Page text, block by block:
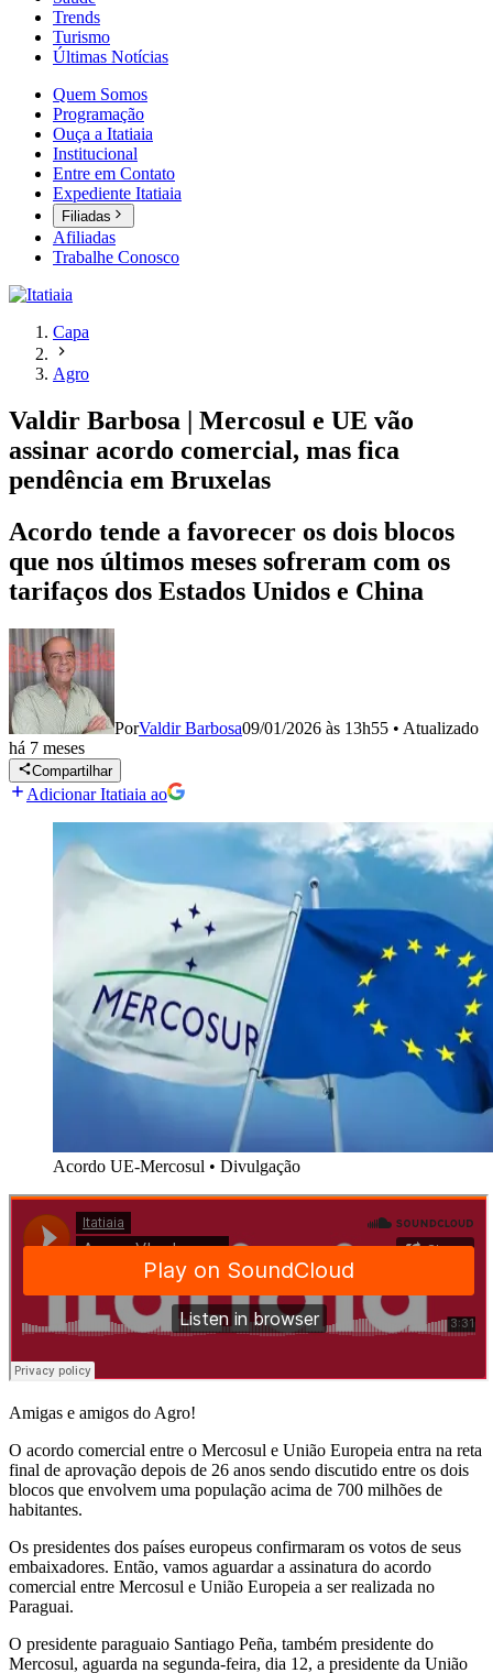
Trends
Turismo
Últimas Notícias
Quem Somos
Programação
Ouça a Itatiaia
Institucional
Entre em Contato
Expediente Itatiaia
Filiadas
Afiliadas
Trabalhe Conosco
Capa
Agro
Valdir Barbosa | Mercosul e UE vão
assinar acordo comercial, mas fica
pendência em Bruxelas
Acordo tende a favorecer os dois blocos
que nos últimos meses sofreram com os
tarifaços dos Estados Unidos e China
PorValdir Barbosa09/01/2026 às 13h55 • Atualizado
há 7 meses
Compartilhar
Adicionar Itatiaia ao
Acordo UE-Mercosul • Divulgação
Amigas e amigos do Agro!
O acordo comercial entre o Mercosul e União Europeia entra na reta
final de aprovação depois de 26 anos sendo discutido entre os dois
blocos que envolvem uma população acima de 700 milhões de
habitantes.
Os presidentes dos países europeus confirmaram os votos de seus
embaixadores. Então, vamos aguardar a assinatura do acordo
comercial entre Mercosul e União Europeia a ser realizada no
Paraguai.
O presidente paraguaio Santiago Peña, também presidente do
Mercosul, aguarda na segunda-feira, dia 12, a presidente da União